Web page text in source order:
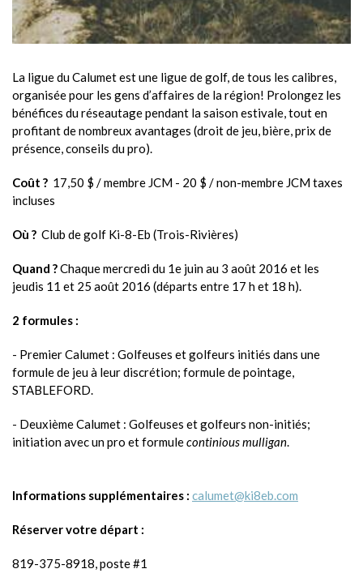
La ligue du Calumet est une ligue de golf, de tous les calibres,
organisée pour les gens d’affaires de la région! Prolongez les
bénéfices du réseautage pendant la saison estivale, tout en
profitant de nombreux avantages (droit de jeu, bière, prix de
présence, conseils du pro).
Coût ? 17,50 $ / membre JCM - 20 $ / non-membre JCM taxes
incluses
Où ? Club de golf Ki-8-Eb (Trois-Rivières)
Quand ?Chaque mercredi du 1e juin au 3 août 2016 et les
jeudis 11 et 25 août 2016 (départs entre 17 h et 18 h).
2 formules :
- Premier Calumet : Golfeuses et golfeurs initiés dans une
formule de jeu à leur discrétion; formule de pointage,
STABLEFORD.
- Deuxième Calumet : Golfeuses et golfeurs non-initiés;
initiation avec un pro et formulecontinious mulligan
Informations supplémentaires : calumet@ki8eb.com
Réserver votre départ :
819-375-8918, poste #1